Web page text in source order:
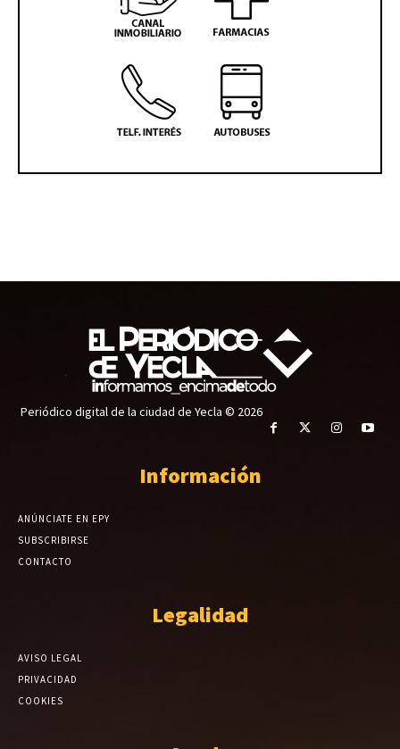
Periódico digital de la ciudad de Yecla © 2026
Información
ANÚNCIATE EN EPY
SUBSCRIBIRSE
CONTACTO
Legalidad
AVISO LEGAL
PRIVACIDAD
COOKIES